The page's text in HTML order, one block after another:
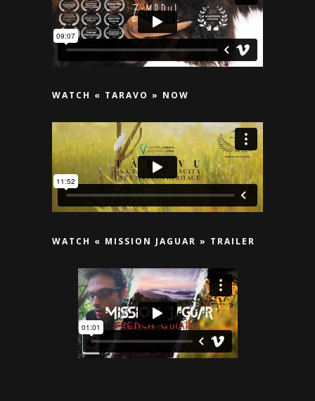
WATCH « TARAVO » NOW
WATCH « MISSION JAGUAR » TRAILER